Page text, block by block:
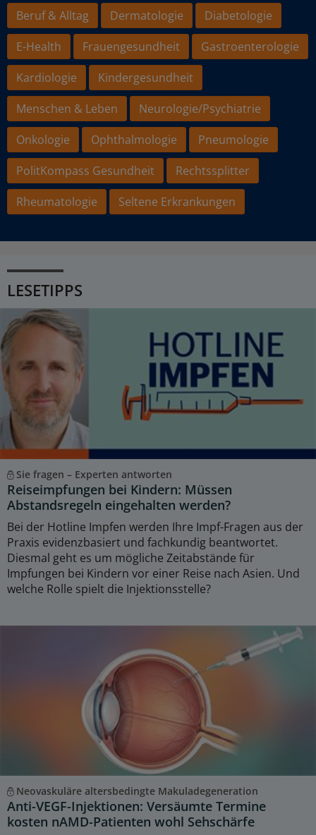
Beruf & Alltag
Dermatologie
Diabetologie
E-Health
Frauengesundheit
Gastroenterologie
Kardiologie
Kindergesundheit
Menschen & Leben
Neurologie/Psychiatrie
Onkologie
Ophthalmologie
Pneumologie
PolitKompass Gesundheit
Rechtssplitter
Rheumatologie
Seltene Erkrankungen
LESETIPPS
Sie fragen – Experten antworten
Reiseimpfungen bei Kindern: Müssen
Abstandsregeln eingehalten werden?
Bei der Hotline Impfen werden Ihre Impf-Fragen aus der
Praxis evidenzbasiert und fachkundig beantwortet.
Diesmal geht es um mögliche Zeitabstände für
Impfungen bei Kindern vor einer Reise nach Asien. Und
welche Rolle spielt die Injektionsstelle?
Neovaskuläre altersbedingte Makuladegeneration
Anti-VEGF-Injektionen: Versäumte Termine
kosten nAMD-Patienten wohl Sehschärfe